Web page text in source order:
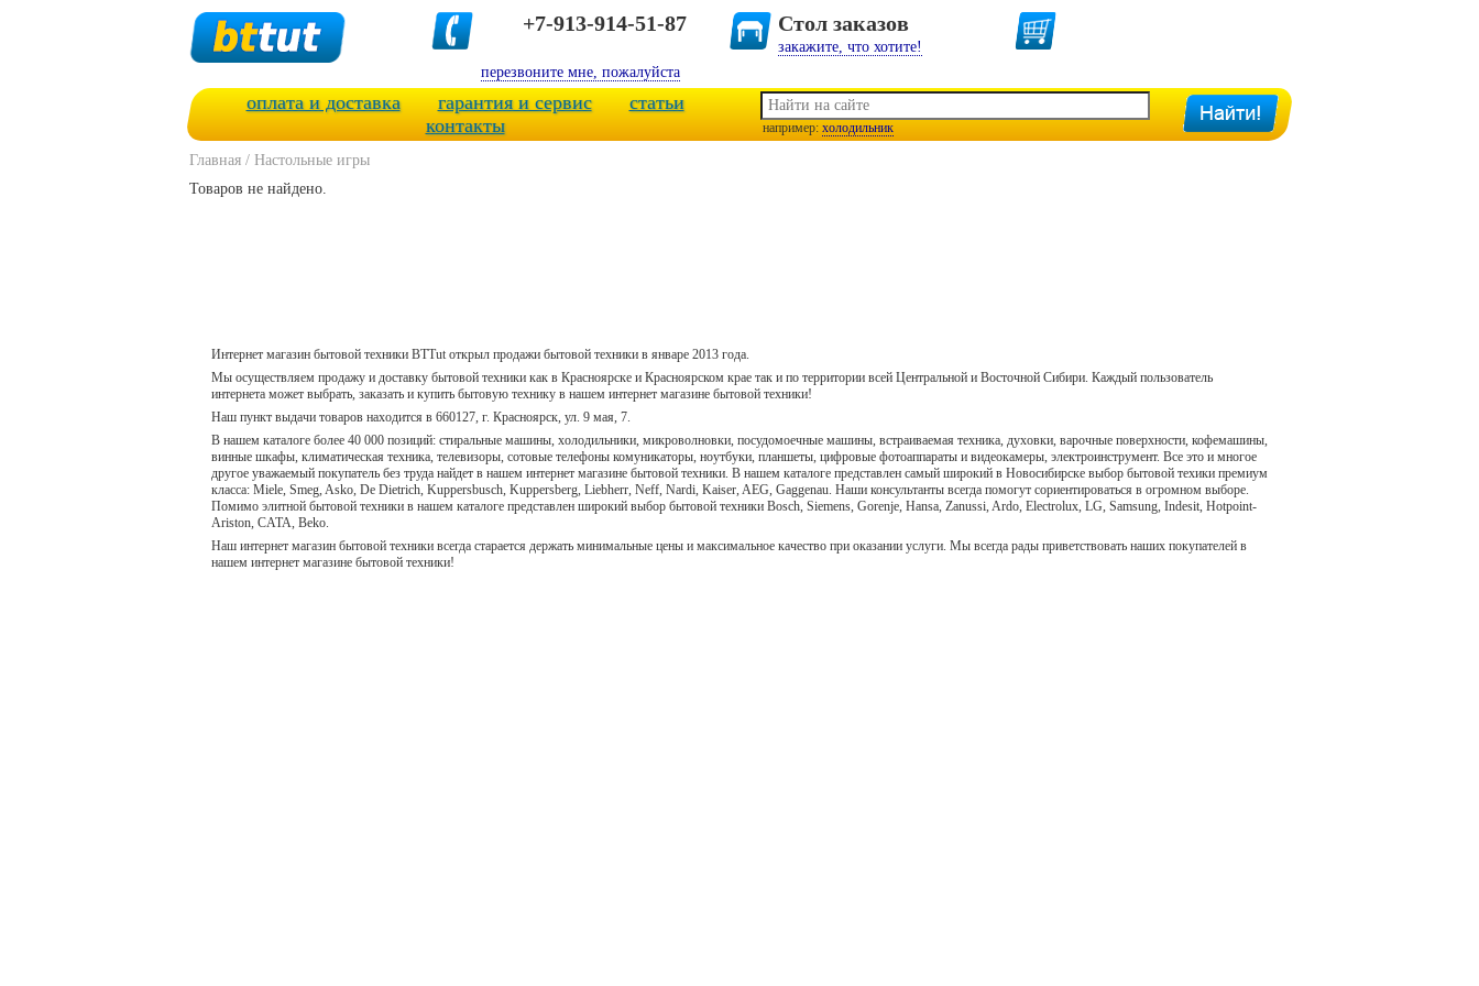
+7-913-914-51-87
перезвоните мне, пожалуйста
Стол заказов
закажите, что хотите!
оплата и доставка гарантия и сервис
статьи
контакты
например: холодильник
Главная / Настольные игры
Товаров не найдено.
Интернет магазин бытовой техники BTTut открыл продажи бытовой техники в январе 2013 года.
Мы осуществляем продажу и доставку бытовой техники как в Красноярске и Красноярском крае так и по территории всей Центральной и Восточной Сибири. Каждый пользователь
интернета может выбрать, заказать и купить бытовую технику в нашем интернет магазине бытовой техники!
Наш пункт выдачи товаров находится в 660127, г. Красноярск, ул. 9 мая, 7.
В нашем каталоге более 40 000 позиций: стиральные машины, холодильники, микроволновки, посудомоечные машины, встраиваемая техника, духовки, варочные поверхности, кофемашины,
винные шкафы, климатическая техника, телевизоры, сотовые телефоны комуникаторы, ноутбуки, планшеты, цифровые фотоаппараты и видеокамеры, электроинструмент. Все это и многое
другое уважаемый покупатель без труда найдет в нашем интернет магазине бытовой техники. В нашем каталоге представлен самый широкий в Новосибирске выбор бытовой техики премиум
класса: Miele, Smeg, Asko, De Dietrich, Kuppersbusch, Kuppersberg, Liebherr, Neff, Nardi, Kaiser, AEG, Gaggenau. Наши консультанты всегда помогут сориентироваться в огромном выборе.
Помимо элитной бытовой техники в нашем каталоге представлен широкий выбор бытовой техники Bosch, Siemens, Gorenje, Hansa, Zanussi, Ardo, Electrolux, LG, Samsung, Indesit, Hotpoint-
Ariston, CATA, Beko.
Наш интернет магазин бытовой техники всегда старается держать минимальные цены и максимальное качество при оказании услуги. Мы всегда рады приветствовать наших покупателей в
нашем интернет магазине бытовой техники!